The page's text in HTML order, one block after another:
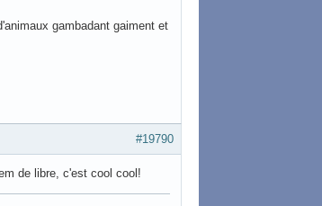
gambadant gaiment et
#19790
de libre, c'est cool cool!